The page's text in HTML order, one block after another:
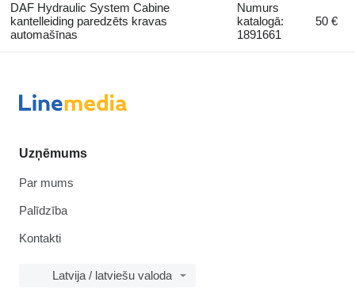
DAF Hydraulic System Cabine
kantelleiding paredzēts kravas
automašīnas
Numurs
katalogā:
1891661
50 €
Uzņēmums
Par mums
Palīdzība
Kontakti
Latvija / latviešu valoda